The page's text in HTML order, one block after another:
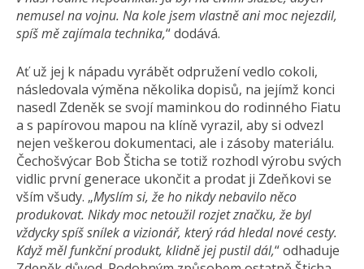
nemusel na vojnu. Na kole jsem vlastně ani moc nejezdil,
spíš mě zajímala technika,“ dodává.
Ať už jej k nápadu vyrábět odpružení vedlo cokoli,
následovala výměna několika dopisů, na jejímž konci
nasedl Zdeněk se svojí maminkou do rodinného Fiatu
a s papírovou mapou na klíně vyrazil, aby si odvezl
nejen veškerou dokumentaci, ale i zásoby materiálu.
Čechošvýcar Bob Šticha se totiž rozhodl výrobu svých
vidlic první generace ukončit a prodat ji Zdeňkovi se
vším všudy. „Myslím si, že ho nikdy nebavilo něco
produkovat. Nikdy moc netoužil rozjet značku, že byl
vždycky spíš snílek a vizionář, který rád hledal nové cesty.
Když měl funkční produkt, klidnějej pustil dál,“ odhaduje